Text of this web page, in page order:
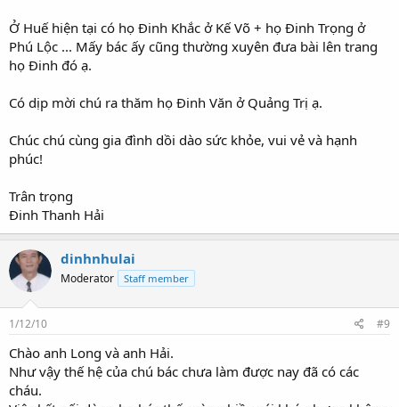
Ở Huế hiện tại có họ Đinh Khắc ở Kế Võ + họ Đinh Trọng ở
Phú Lộc ... Mấy bác ấy cũng thường xuyên đưa bài lên trang
họ Đinh đó ạ.
Có dịp mời chú ra thăm họ Đinh Văn ở Quảng Trị ạ.
Chúc chú cùng gia đình dồi dào sức khỏe, vui vẻ và hạnh
phúc!
Trân trọng
Đinh Thanh Hải
dinhnhulai
Moderator Staff member
1/12/10 #9
Chào anh Long và anh Hải.
Như vậy thế hệ của chú bác chưa làm được nay đã có các
cháu.